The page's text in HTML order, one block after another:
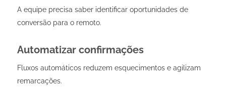
A equipe precisa saber identificar oportunidades de
conversão para o remoto.
Automatizar confirmações
Fluxos automáticos reduzem esquecimentos e agilizam
remarcações.